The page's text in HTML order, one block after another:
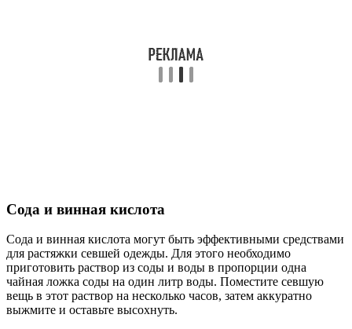
Сода и винная кислота
Сода и винная кислота могут быть эффективными средствами
для растяжки севшей одежды. Для этого необходимо
приготовить раствор из соды и воды в пропорции одна
чайная ложка соды на один литр воды. Поместите севшую
вещь в этот раствор на несколько часов, затем аккуратно
выжмите и оставьте высохнуть.